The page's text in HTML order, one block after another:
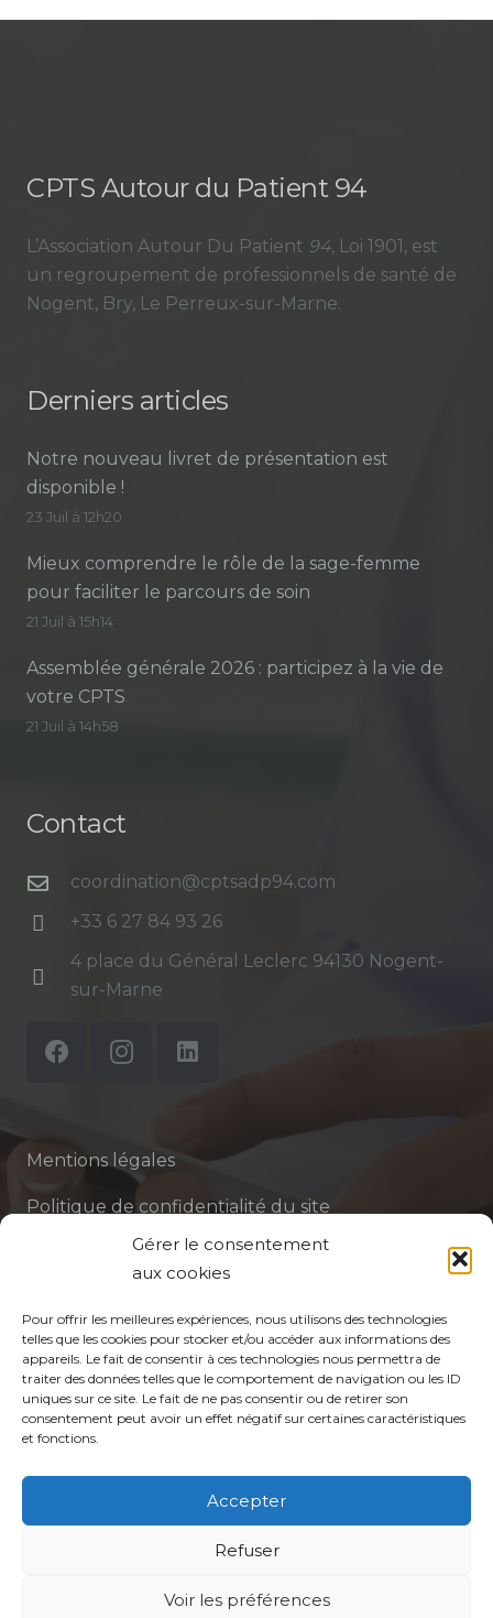
Gérer le consentement
aux cookies
Pour offrir les meilleures expériences, nous utilisons des technologies
telles que les cookies pour stocker et/ou accéder aux informations des
appareils. Le fait de consentir à ces technologies nous permettra de
traiter des données telles que le comportement de navigation ou les ID
uniques sur ce site. Le fait de ne pas consentir ou de retirer son
consentement peut avoir un effet négatif sur certaines caractéristiques
et fonctions.
Accepter
Refuser
Voir les préférences
CPTS Autour du Patient 94
L’Association Autour Du Patient 94, Loi 1901, est
un regroupement de professionnels de santé de
Nogent, Bry, Le Perreux-sur-Marne.
Derniers articles
Notre nouveau livret de présentation est
disponible !
23 Juil à 12h20
Mieux comprendre le rôle de la sage-femme
pour faciliter le parcours de soin
21 Juil à 15h14
Assemblée générale 2026 : participez à la vie de
votre CPTS
21 Juil à 14h58
Contact
coordination@cptsadp94.com
+33 6 27 84 93 26
4 place du Général Leclerc 94130 Nogent-
sur-Marne
Mentions légales
Politique de confidentialité du site
Politique de protection des données de la CPTS
Votre CPTS
Professionnels de santé